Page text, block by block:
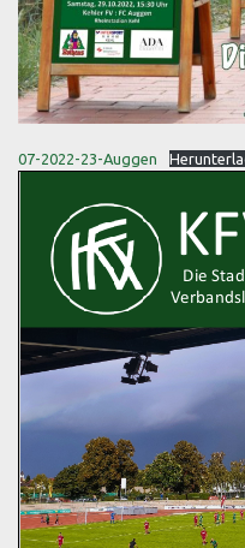
07-2022-23-Auggen